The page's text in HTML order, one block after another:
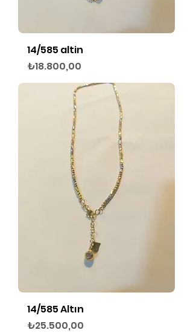
14/585 altin
Fiyat
₺18.800,00
14/585 Altın
Fiyat
₺25.500,00